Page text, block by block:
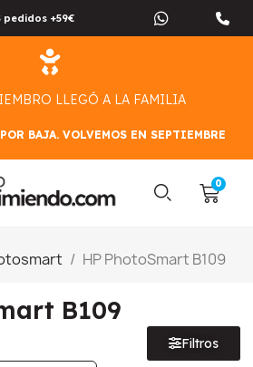
pedidos +59€
LLEGÓ A LA FAMILIA
BAJA. VOLVEMOS EN SEPTIEMBRE
HP PhotoSmart B109
B109
Filtros